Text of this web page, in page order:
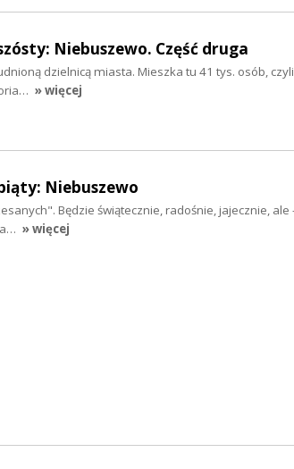
Niebuszewo. Część druga
dzielnicą miasta. Mieszka tu 41 tys. osób,
» więcej
Niebuszewo
Będzie świątecznie, radośnie, jajecznie, ale
» więcej